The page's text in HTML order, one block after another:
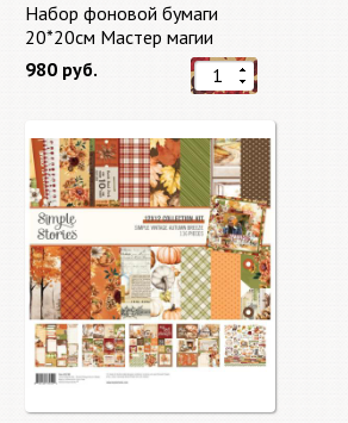
Набор фоновой бумаги
20*20см Мастер магии
"Master of Magic" 10 листов +
бонус от Stamperia
980 руб.